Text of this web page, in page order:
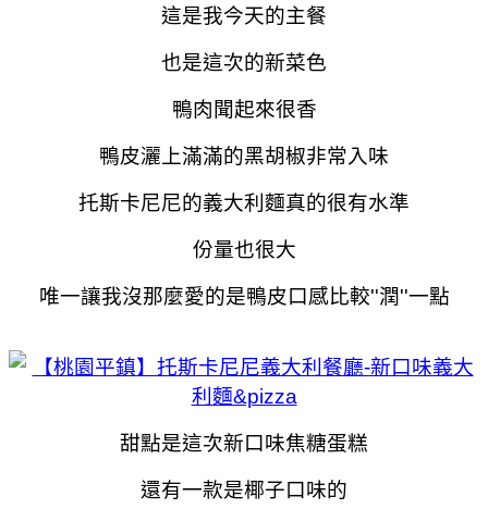
這是我今天的主餐
也是這次的新菜色
鴨肉聞起來很香
鴨皮灑上滿滿的黑胡椒非常入味
托斯卡尼尼的義大利麵真的很有水準
份量也很大
唯一讓我沒那麼愛的是鴨皮口感比較''潤''一點
甜點是這次新口味焦糖蛋糕
還有一款是椰子口味的